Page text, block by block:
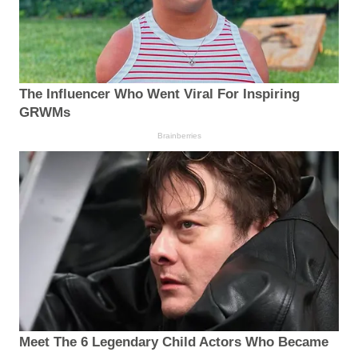
The Influencer Who Went Viral For Inspiring
GRWMs
Brainberries
Meet The 6 Legendary Child Actors Who Became